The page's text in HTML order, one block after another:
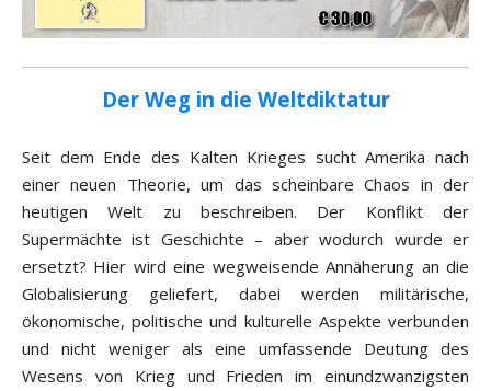
Der Weg in die Weltdiktatur
Seit dem Ende des Kalten Krieges sucht Amerika nach
einer neuen Theorie, um das scheinbare Chaos in der
heutigen Welt zu beschreiben. Der Konflikt der
Supermächte ist Geschichte – aber wodurch wurde er
ersetzt? Hier wird eine wegweisende Annäherung an die
Globalisierung geliefert, dabei werden militärische,
ökonomische, politische und kulturelle Aspekte verbunden
und nicht weniger als eine umfassende Deutung des
Wesens von Krieg und Frieden im einundzwanzigsten